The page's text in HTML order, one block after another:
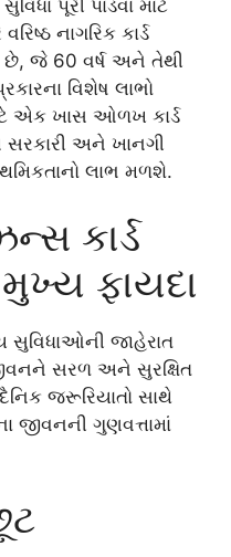
પૂરી પાડવા માટે
નાગરિક કાર્ડ
છે, જે 60 વર્ષ અને તેથી
વિશેષ લાભો
એક ખાસ ઓળખ કાર્ડ
અને ખાનગી
લાભ મળશે.
કાર્ડ
ફાયદા
સુવિધાઓની જાહેરાત
સરળ અને સુરક્ષિત
જરૂરિયાતો સાથે
જીવનની ગુણવત્તામાં